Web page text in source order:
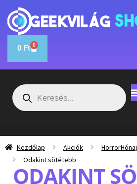
0 Ft 0
Kezdőlap Akciók
Odakint sötétebb
ODAKINT